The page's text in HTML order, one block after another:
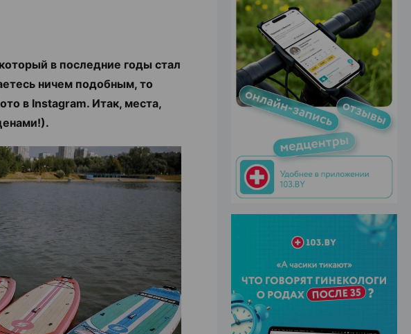
в последние годы стал
ничем подобным, то
в Instagram. Итак, места,
ЭФФЕКТИВНАЯ РЕКЛАМА НА САЙТЕ